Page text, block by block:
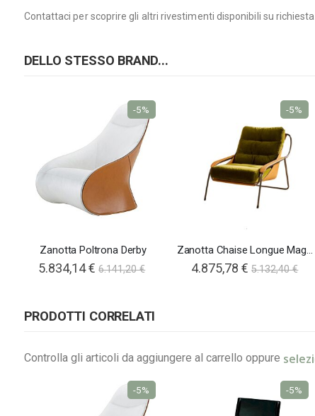
Contattaci per scoprire gli altri rivestimenti disponibili su richiesta.
DELLO STESSO BRAND...
Zanotta Poltrona Derby
5.834,14 € 6.141,20 €
-5%
Zanotta Chaise Longue Maggiolina
4.875,78 € 5.132,40 €
-5%
PRODOTTI CORRELATI
Controlla gli articoli da aggiungere al carrello oppure
-5% -5%